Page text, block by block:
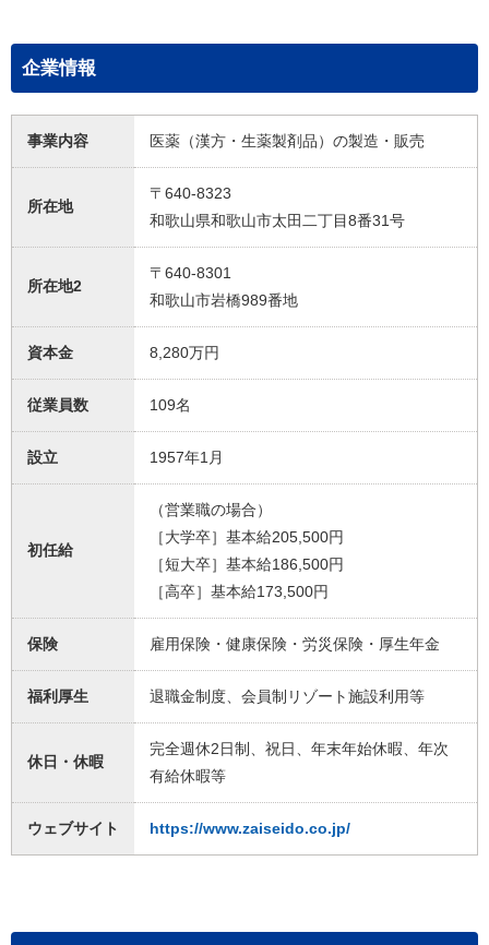
企業情報
事業内容 医薬（漢方・生薬製剤品）の製造・販売
所在地
〒640-8323
和歌山県和歌山市太田二丁目8番31号
所在地2
〒640-8301
和歌山市岩橋989番地
資本金 8,280万円
従業員数 109名
設立 1957年1月
初任給
（営業職の場合）
［大学卒］基本給205,500円
［短大卒］基本給186,500円
［高卒］基本給173,500円
保険 雇用保険・健康保険・労災保険・厚生年金
福利厚生 退職金制度、会員制リゾート施設利用等
休日・休暇
完全週休2日制、祝日、年末年始休暇、年次
有給休暇等
ウェブサイト https://www.zaiseido.co.jp/